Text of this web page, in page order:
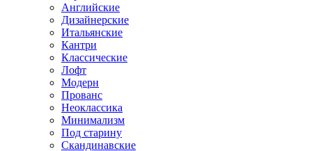
Английские
Дизайнерские
Итальянские
Кантри
Классические
Лофт
Модерн
Прованс
Неоклассика
Минимализм
Под старину
Скандинавские